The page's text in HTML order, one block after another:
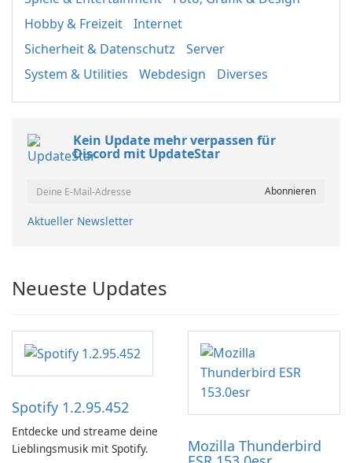
Hobby & Freizeit
Internet
Sicherheit & Datenschutz
Server
System & Utilities
Webdesign Diverses
Kein Update mehr verpassen für
Discord mit UpdateStar
Aktueller Newsletter
Neueste Updates
Spotify 1.2.95.452
Entdecke und streame deine
Lieblingsmusik mit Spotify.
Mozilla Thunderbird